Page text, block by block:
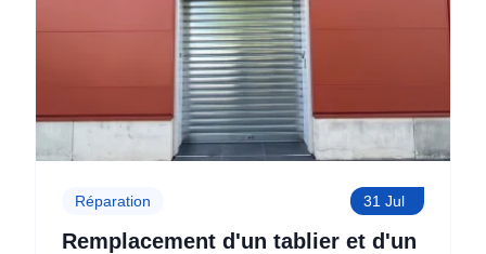
Réparation 31 Jul
Remplacement d'un tablier et d'un